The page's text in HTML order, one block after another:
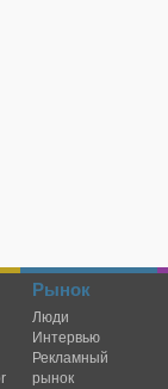
Рынок
Люди
Интервью
Рекламный
рынок